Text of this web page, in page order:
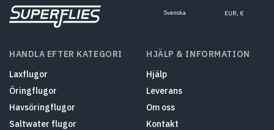
Svenska EUR, €
HANDLA EFTER KATEGORI
Laxflugor
Öringflugor
Havsöringflugor
Saltwater flugor
HJÄLP & INFORMATION
Hjälp
Leverans
Om oss
Kontakt